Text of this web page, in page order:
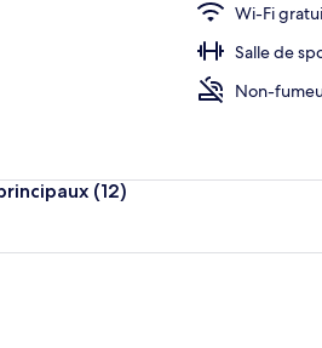
Wi-Fi
Salle de
Non-
(12)